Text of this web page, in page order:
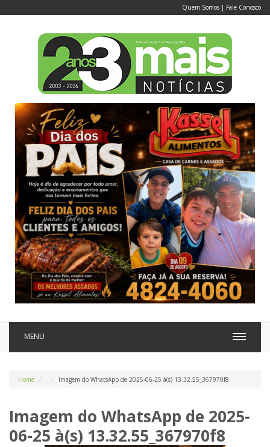
Quem Somos | Fale Conosco
MENU
Home Imagem do WhatsApp de 2025-06-25 à(s) 13.32.55_367970f8
Imagem do WhatsApp de 2025-
06-25 à(s) 13.32.55_367970f8